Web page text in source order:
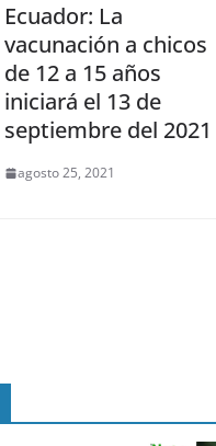
Ecuador: La
vacunación a chicos
de 12 a 15 años
iniciará el 13 de
septiembre del 2021
agosto 25, 2021